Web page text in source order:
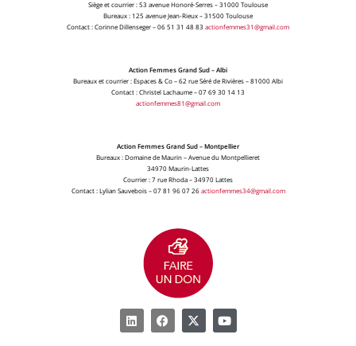
Siège et courrier : 53 avenue Honoré-Serres – 31000 Toulouse
Bureaux : 125 avenue Jean-Rieux – 31500 Toulouse
Contact : Corinne Dillenseger – 06 51 31 48 83 actionfemmes31@gmail.com
Action Femmes Grand Sud – Albi
Bureaux et courrier : Espaces & Co – 62 rue Séré de Rivières – 81000 Albi
Contact : Christel Lachaume – 07 69 30 14 13
actionfemmes81@gmail.com
Action Femmes Grand Sud – Montpellier
Bureaux : Domaine de Maurin – Avenue du Montpellieret
34970 Maurin-Lattes
Courrier : 7 rue Rhoda – 34970 Lattes
Contact : Lylian Sauvebois – 07 81 96 07 26actionfemmes34@gmail.com